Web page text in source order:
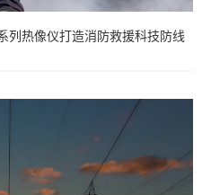
列热像仪打造消防救援科技防线